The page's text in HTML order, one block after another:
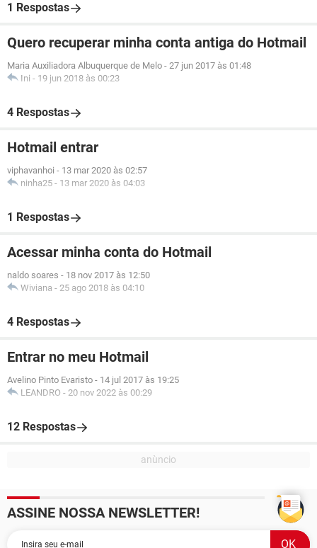
1 Respostas
Quero recuperar minha conta antiga do Hotmail
Maria Auxiliadora Albuquerque de Melo - 27 jun 2017 às 01:48
Ini - 19 jun 2018 às 00:23
4 Respostas
Hotmail entrar
viphavanhoi - 13 mar 2020 às 02:57
ninha25 - 13 mar 2020 às 04:03
1 Respostas
Acessar minha conta do Hotmail
naldo soares - 18 nov 2017 às 12:50
Wiviana - 25 ago 2018 às 04:10
4 Respostas
Entrar no meu Hotmail
Avelino Pinto Evaristo - 14 jul 2017 às 19:25
LEANDRO - 20 nov 2022 às 00:29
12 Respostas
ASSINE NOSSA NEWSLETTER!